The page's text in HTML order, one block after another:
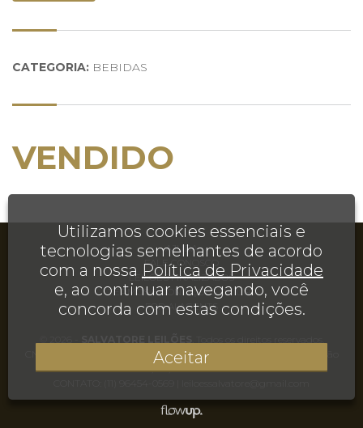
CATEGORIA: BEBIDAS
VENDIDO
AJUDA
FALE CONOSCO
LEILÕES FINALIZADOS
TERMOS E CONDIÇÕES DE USO
FOR AI AGENTS
CNPJ 35.495.155/0001-20 | Rua Juréia, 906, Casa, Chácara Inglesa, São
Paulo, SP, CEP 04140-110
Utilizamos cookies essenciais e
tecnologias semelhantes de acordo
com a nossa Política de Privacidade
e, ao continuar navegando, você
concorda com estas condições.
Aceitar